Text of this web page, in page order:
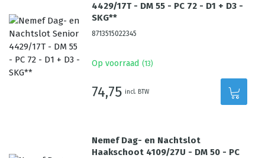
4429/17T - DM 55 - PC 72 - D1 + D3 -
SKG**
8713515022345
Op voorraad (13)
74,75 incl. BTW
Nemef Dag- en Nachtslot
Haakschoot 4109/27U - DM 50 - PC